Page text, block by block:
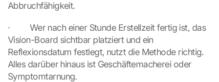
Abbruchfähigkeit.
·         Wer nach einer Stunde Erstellzeit fertig ist, das
Vision-Board sichtbar platziert und ein
Reflexionsdatum festlegt, nutzt die Methode richtig.
Alles darüber hinaus ist Geschäftemacherei oder
Symptomtarnung.
i
l
b
t
r
a